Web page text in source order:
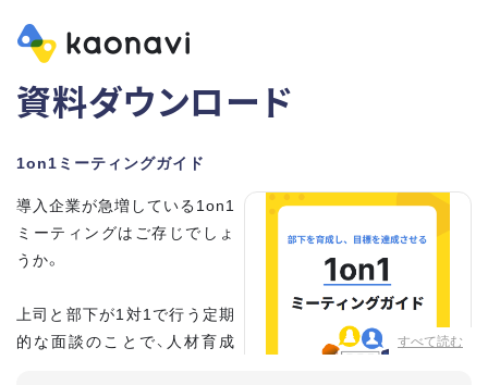
資料ダウンロード
1on1ミーティングガイド
すべて読む
導入企業が急増している1on1
ミーティングはご存じでしょ
うか。
上司と部下が1対1で行う定期
的な面談のことで、人材育成